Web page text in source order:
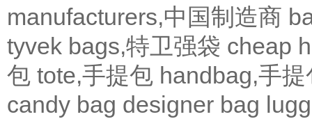
manufacturers,中国制造商
tyvek bags,特卫强袋 cheap
包 tote,手提包 handbag,手提
candy bag designer bag